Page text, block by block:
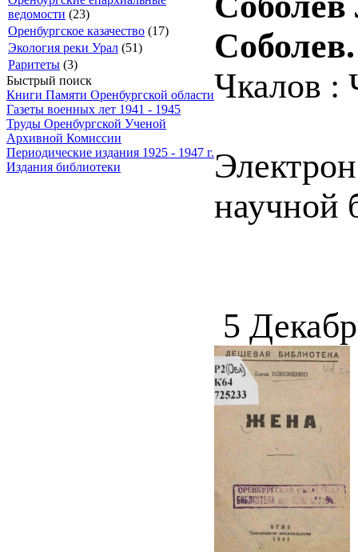
ведомости (23)
Оренбургское казачество (17)
Экология реки Урал (51)
Раритеты (3)
Быстрый поиск
Книги Памяти Оренбургской области
Газеты военных лет 1941 - 1945
Труды Оренбургской Ученой
Архивной Комиссии
Периодические издания 1925 - 1947 г.
Издания библиотеки
Соболев.
Чкалов :
научной
5